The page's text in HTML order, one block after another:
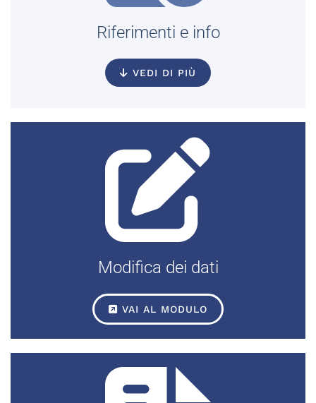
Riferimenti e info
VEDI DI PIÙ
Modifica dei dati
VAI AL MODULO